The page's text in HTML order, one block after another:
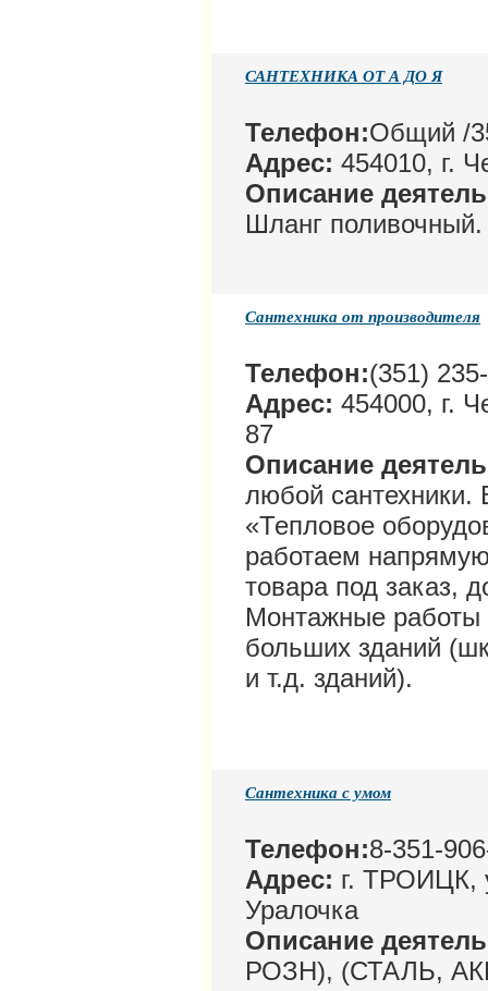
САНТЕХНИКА ОТ А ДО Я
Телефон:Общий /
Адрес: 454010, г.
Описание
Шланг поливочный.
Сантехника от производителя
Телефон:(351)
Адрес: 454000, г.
87
Описание
любой
«Тепловое
работаем
товара под заказ,
Монтажные работы
больших зданий
и т.д. зданий).
Сантехника с умом
Телефон:8-351-
Адрес: г. ТРОИЦК,
Уралочка
Описание
РОЗН), (СТАЛЬ,